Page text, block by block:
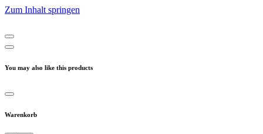
Zum Inhalt springen
You may also like this products
Warenkorb